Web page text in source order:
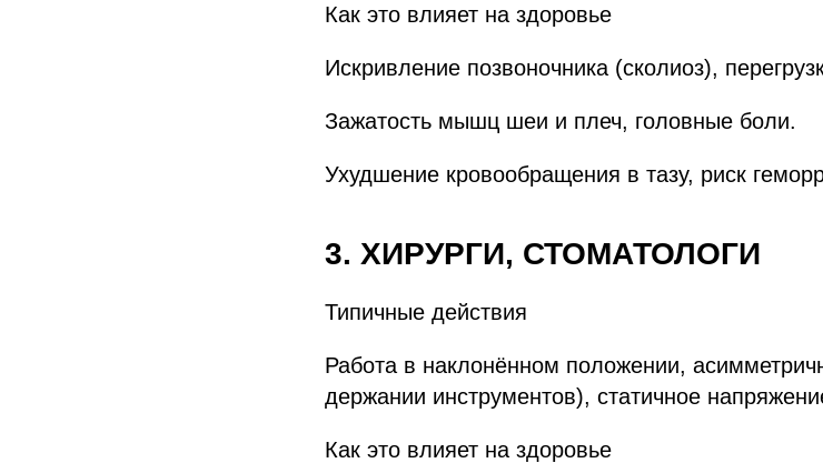
Как это влияет на здоровье
Искривление позвоночника (сколиоз),
Зажатость мышц шеи и плеч, головные боли.
Ухудшение кровообращения в тазу, риск
3. ХИРУРГИ, СТОМАТОЛОГИ
Типичные действия
Работа в наклонённом положении,
держании инструментов), статичное
Как это влияет на здоровье